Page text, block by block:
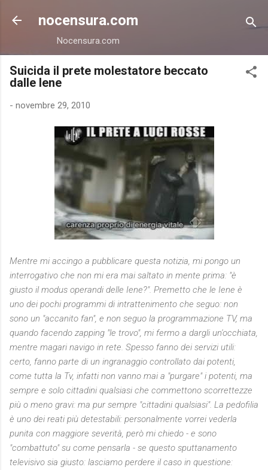
Passa ai contenuti principali
nocensura.com
Nocensura.com
Suicida il prete molestatore beccato
dalle Iene
- novembre 29, 2010
Mentre mi accingo a pubblicare questa notizia, mi pongo un
interrogativo che non mi era mai saltato in mente prima: "è
giusto il modus operandi delle Iene?". Premetto che le Iene è
uno dei pochi programmi di intrattenimento che seguo: non
sono un "accanito fan", e non seguo la programmazione TV, ma
quando facendo zapping "le trovo", mi fermo a dargli un'occhiata,
mentre magari navigo in rete. Spesso fanno dei servizi utili:
certo, fanno parte di un ingranaggio controllato dai potenti,
come tutta la Tv, infatti non vanno mai a "purgare" i potenti, ma
sempre e solo cittadini qualsiasi che commettono scorrettezze
più o meno gravi: ma pur sempre "cittadini qualsiasi". La pedofilia
è uno dei reati più detestabili: personalmente vorrei vederla
punita con maggiore severità, però mi chiedo - e sono
"combattuto" su come pensarla - se questo sputtanamento
televisivo sia giusto: lasciamo perdere il caso in questione: